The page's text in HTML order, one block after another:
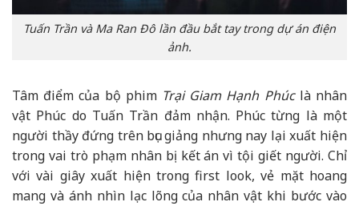
Tuấn Trần và Ma Ran Đô lần đầu bắt tay trong dự án điện
ảnh.
Tâm điểm của bộ phim Trại Giam Hạnh Phúclà nhân
vật Phúc do Tuấn Trần đảm nhận. Phúc từng là một
người thầy đứng trên bục giảng nhưng nay lại xuất hiện
trong vai trò phạm nhân bị kết án vì tội giết người. Chỉ
với vài giây xuất hiện trong first look, vẻ mặt hoang
mang và ánh nhìn lạc lõng của nhân vật khi bước vào